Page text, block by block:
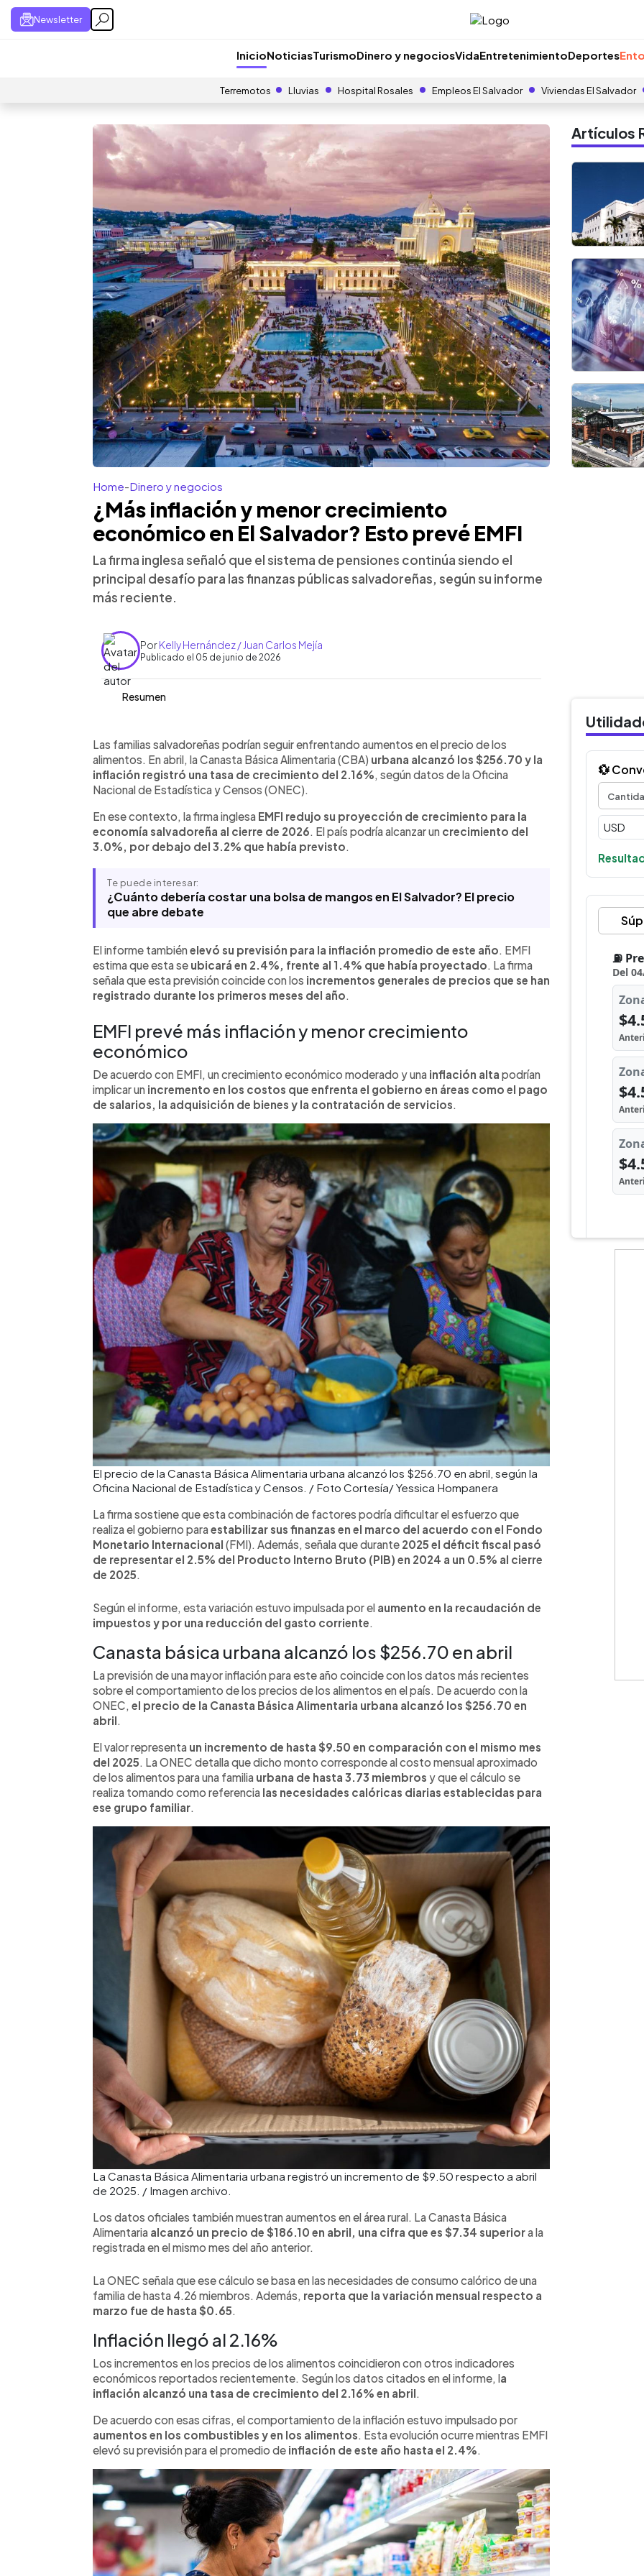
Newsletter
InicioNoticiasTurismoDinero y negociosVidaEntretenimientoDeportes
Terremotos Lluvias Hospital Rosales Empleos El Salvador Viviendas El Salvador
Home-Dinero y negocios
¿Más inflación y menor crecimiento
económico en El Salvador? Esto prevé EMFI
La firma inglesa señaló que el sistema de pensiones continúa siendo el
principal desafío para las finanzas públicas salvadoreñas, según su informe
más reciente.
PorKelly Hernández / Juan Carlos Mejía
Publicado el 05 de junio de 2026
Resumen
► Escuchar artículo
La revisión de las perspectivas económicas para El Salvador ocurre en un
contexto marcado por aumentos en los precios de los alimentos y una
inflación de 2.16% registrada en abril, según datos oficiales. En su informe
más reciente, la firma inglesa EMFI redujo de 3.2% a 3.0% su proyección de
su previsión de inflación para este año. El documento también señala
posibles incrementos en costos para el gobierno, identifica al sistema de
pensiones como un desafío para las finanzas públicas y advierte sobre
Las familias salvadoreñas podrían seguir enfrentando aumentos en el precio de los
alimentos. En abril, la Canasta Básica Alimentaria (CBA) urbana alcanzó los $256.70 y la
inflación registró una tasa de crecimiento del 2.16%, según datos de la Oficina
Nacional de Estadística y Censos (ONEC).
En ese contexto, la firma inglesa EMFI redujo su proyección de crecimiento para la
economía salvadoreña al cierre de 2026. El país podría alcanzar un crecimiento del
3.0%, por debajo del 3.2% que había previsto.
Te puede interesar:
¿Cuánto debería costar una bolsa de mangos en El Salvador? El precio
que abre debate
El informe tambiénelevó su previsión para la inflación promedio de este año. EMFI
estima que esta se ubicará en 2.4%, frente al 1.4% que había proyectado. La firma
señala que esta previsión coincide con los incrementos generales de precios que se han
registrado durante los primeros meses del año.
EMFI prevé más inflación y menor crecimiento
económico
De acuerdo con EMFI, un crecimiento económico moderado y una inflación alta podrían
implicar un incremento en los costos que enfrenta el gobierno en áreas como el pago
de salarios, la adquisición de bienes y la contratación de servicios.
El precio de la Canasta Básica Alimentaria urbana alcanzó los $256.70 en abril, según la
Oficina Nacional de Estadística y Censos. / Foto Cortesía/ Yessica Hompanera
La firma sostiene que esta combinación de factores podría dificultar el esfuerzo que
realiza el gobierno paraestabilizar sus finanzas en el marco del acuerdo con el Fondo
Monetario Internacional (FMI). Además, señala que durante 2025 el déficit fiscal pasó
de representar el 2.5% del Producto Interno Bruto (PIB) en 2024 a un 0.5% al cierre
de 2025.
Según el informe, esta variación estuvo impulsada por el aumento en la recaudación de
impuestos y por una reducción del gasto corriente.
Canasta básica urbana alcanzó los $256.70 en abril
La previsión de una mayor inflación para este año coincide con los datos más recientes
sobre el comportamiento de los precios de los alimentos en el país. De acuerdo con la
ONEC, el precio de la Canasta Básica Alimentaria urbana alcanzó los $256.70 en
abril.
El valor representa un incremento de hasta $9.50 en comparación con el mismo mes
del 2025. La ONEC detalla que dicho monto corresponde al costo mensual aproximado
de los alimentos para una familia urbana de hasta 3.73 miembros y que el cálculo se
realiza tomando como referencia las necesidades calóricas diarias establecidas para
ese grupo familiar.
La Canasta Básica Alimentaria urbana registró un incremento de $9.50 respecto a abril
de 2025. / Imagen archivo.
Los datos oficiales también muestran aumentos en el área rural. La Canasta Básica
Alimentaria alcanzó un precio de $186.10 en abril, una cifra que es $7.34 superiora la
registrada en el mismo mes del año anterior.
La ONEC señala que ese cálculo se basa en las necesidades de consumo calórico de una
familia de hasta 4.26 miembros. Además, reporta que la variación mensual respecto a
marzo fue de hasta $0.65.
Inflación llegó al 2.16%
Los incrementos en los precios de los alimentos coincidieron con otros indicadores
económicos reportados recientemente. Según los datos citados en el informe, la
inflación alcanzó una tasa de crecimiento del 2.16% en abril.
De acuerdo con esas cifras, el comportamiento de la inflación estuvo impulsado por
aumentos en los combustibles y en los alimentos. Esta evolución ocurre mientras EMFI
elevó su previsión para el promedio de inflación de este año hasta el 2.4%.
Artículos
💱